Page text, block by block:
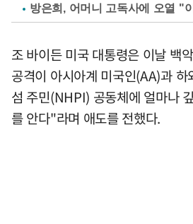
방은희, 어머니 고독사에 오열 "
조 바이든 미국 대통령은 이날 백
공격이 아시아계 미국인(AA)과
섬 주민(NHPI) 공동체에 얼마나
를 안다"라며 애도를 전했다.